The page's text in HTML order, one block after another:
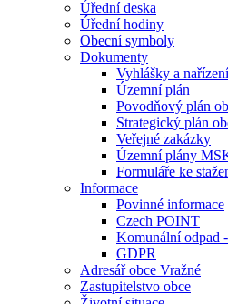
Úřední deska
Úřední hodiny
Obecní symboly
Dokumenty
Vyhlášky a nařízení
Územní plán
Povodňový plán
Strategický plán
Veřejné zakázky
Územní plány
Formuláře ke
Informace
Povinné informace
Czech POINT
Komunální odpad
GDPR
Adresář obce Vražné
Zastupitelstvo obce